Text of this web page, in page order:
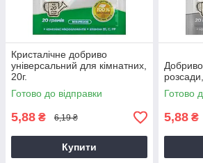
Кристалічне добриво
універсальний для кімнатних,
20г.
Готово до відправки
5,88 ₴ 6,19 ₴
Купити
Добриво
Готово
5,88 ₴